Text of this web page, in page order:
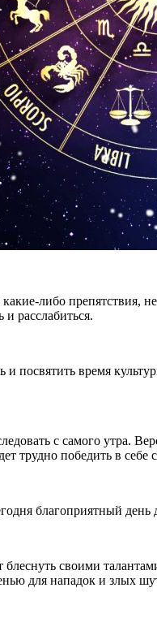
либо препятствия,
и расслабиться.
и посвятить время
с самого утра.
трудно победить в себе
благоприятный
блеснуть своими
для нападок и злых